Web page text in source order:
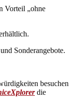
Vorteil „ohne
Sonderangebote.
besuchen
die